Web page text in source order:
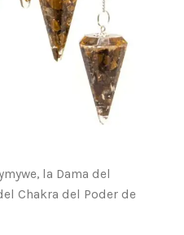
la Dama del
Chakra del Poder de